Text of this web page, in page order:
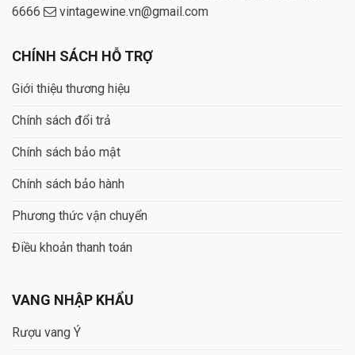
6666
vintagewine.vn@gmail.com
CHÍNH SÁCH HỖ TRỢ
Giới thiệu thương hiệu
Chính sách đổi trả
Chính sách bảo mật
Chính sách bảo hành
Phương thức vận chuyển
Điều khoản thanh toán
VANG NHẬP KHẨU
Rượu vang Ý